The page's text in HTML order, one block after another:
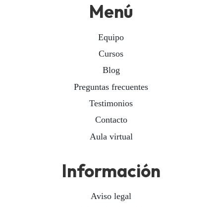
Menú
Equipo
Cursos
Blog
Preguntas frecuentes
Testimonios
Contacto
Aula virtual
Información
Aviso legal